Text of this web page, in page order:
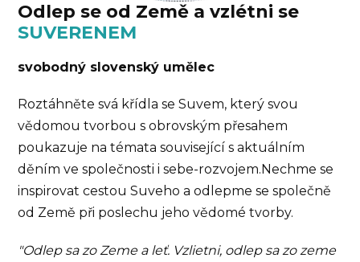
Odlep se od Země a vzlétni se
SUVERENEM
svobodný slovenský umělec
Roztáhněte svá křídla se Suvem, který svou
vědomou tvorbou s obrovským přesahem
poukazuje na témata související s aktuálním
děním ve společnosti i sebe-rozvojem.Nechme se
inspirovat cestou Suveho a odlepme se společně
od Země při poslechu jeho vědomé tvorby.
"Odlep sa zo Zeme a leť. Vzlietni, odlep sa zo zeme